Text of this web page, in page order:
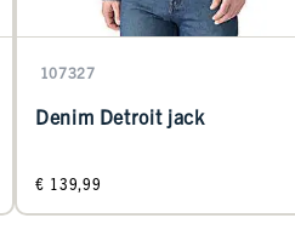
107327
Denim Detroit jack
€ 139,99